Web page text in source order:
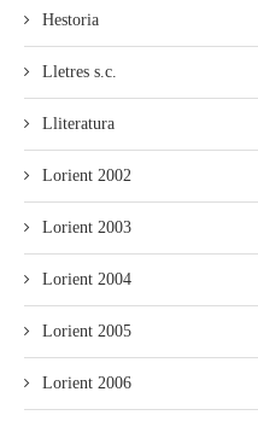
Hestoria
Lletres s.c.
Lliteratura
Lorient 2002
Lorient 2003
Lorient 2004
Lorient 2005
Lorient 2006